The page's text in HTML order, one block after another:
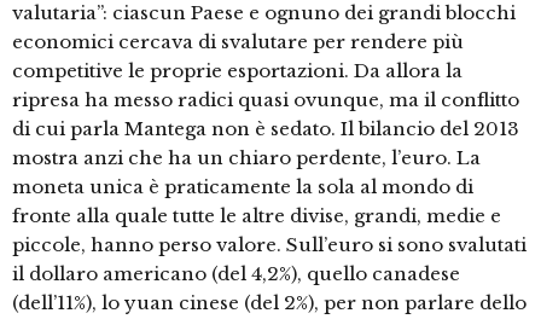
valutaria”: ciascun Paese e ognuno dei grandi blocchi
economici cercava di svalutare per rendere più
competitive le proprie esportazioni. Da allora la
ripresa ha messo radici quasi ovunque, ma il conflitto
di cui parla Mantega non è sedato. Il bilancio del 2013
mostra anzi che ha un chiaro perdente, l’euro. La
moneta unica è praticamente la sola al mondo di
fronte alla quale tutte le altre divise, grandi, medie e
piccole, hanno perso valore. Sull’euro si sono svalutati
il dollaro americano (del 4,2%), quello canadese
(dell’11%), lo yuan cinese (del 2%), per non parlare dello